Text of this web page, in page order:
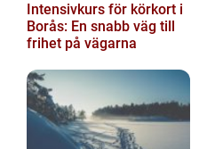
Intensivkurs för körkort i
Borås: En snabb väg till
frihet på vägarna